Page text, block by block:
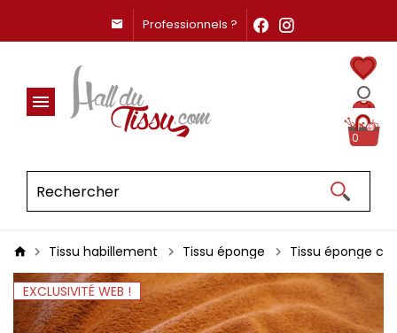
Professionnels ?
0
Tissu habillement Tissu éponge Tissu éponge
EXCLUSIVITÉ WEB !